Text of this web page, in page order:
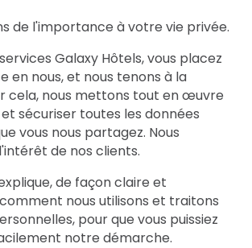
de l'importance à votre vie privée.
Galaxy Hôtels, vous placez
en nous, et nous tenons à la
cela, nous mettons tout en œuvre
sécuriser toutes les données
vous nous partagez. Nous
de nos clients.
de façon claire et
nous utilisons et traitons
pour que vous puissiez
notre démarche.